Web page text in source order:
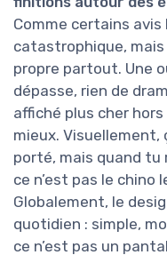
Comme certains avis
catastrophique, mais
propre partout. Une
dépasse, rien de
affiché plus cher
mieux. Visuellement,
porté, mais quand tu
ce n’est pas le chino
Globalement, le
quotidien : simple,
ce n’est pas un